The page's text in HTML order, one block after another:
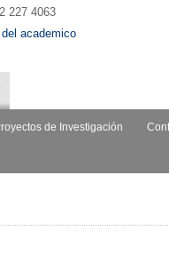
227 4063
del academico
de Investigación